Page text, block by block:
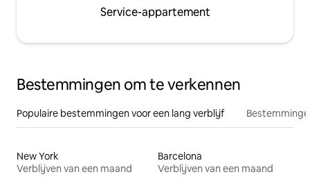
Service-appartement
Bestemmingen om te verkennen
Populaire bestemmingen voor een lang verblijf
New York
Verblijven van een maand
Barcelona
Verblijven van een maand